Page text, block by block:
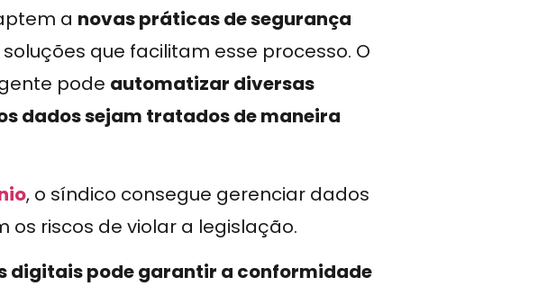
a novas práticas de segurança
que facilitam esse processo. O
pode automatizar diversas
dados sejam tratados de maneira
, o síndico consegue gerenciar dados
riscos de violar a legislação.
digitais pode garantir a conformidade